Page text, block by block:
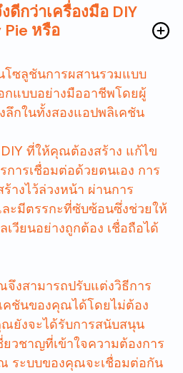
ดีกว่าเครื่องมือ DIY
Pie หรือ
โซลูชันการผสานรวมแบบ
กแบบอย่างมืออาชีพโดยผู้
ลึกในทั้งสองแอปพลิเคชัน
ที่ให้คุณต้องสร้าง แก้ไข
ารเชื่อมต่อด้วยตนเอง การ
างไว้ล่วงหน้า ผ่านการ
ะมีตรรกะที่ซับซ้อนซึ่งช่วยให้
วียนอย่างถูกต้อง เชื่อถือได้
งสามารถปรับแต่งวิธีการ
คชันของคุณได้โดยไม่ต้อง
ยังจะได้รับการสนับสนุน
วชาญที่เข้าใจความต้องการ
ระบบของคุณจะเชื่อมต่อกัน